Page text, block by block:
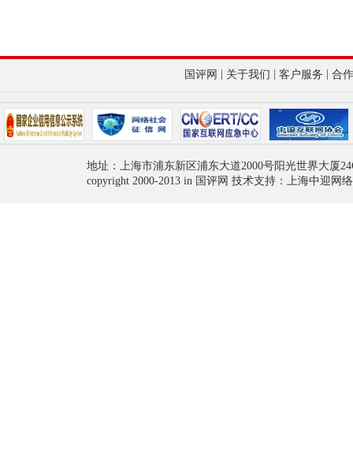
国评网 关于我们 客户服务 合
地址：上海市浦东新区浦东大道2000号阳光世界大厦
copyright 2000-2013 in 国评网 技术支持：上海中迎